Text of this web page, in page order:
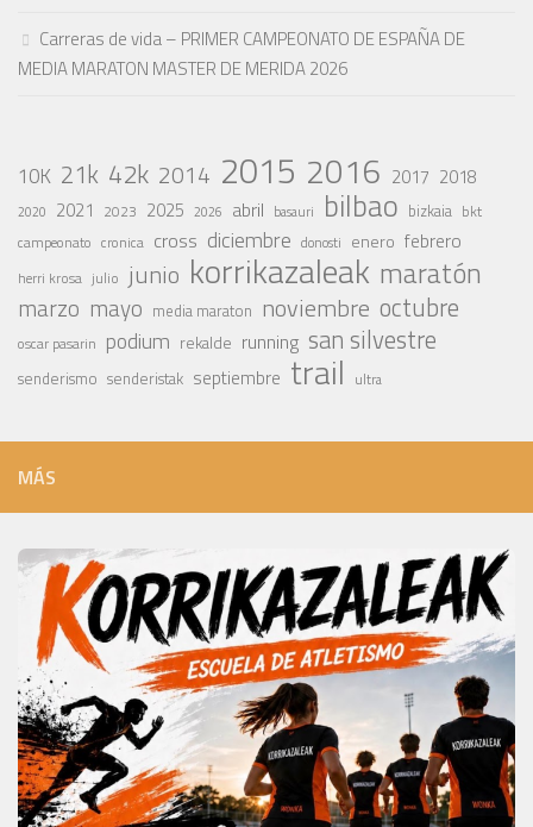
Carreras de vida – PRIMER CAMPEONATO DE ESPAÑA DE
MEDIA MARATON MASTER DE MERIDA 2026
10K 21k 42k 2014 2015 2016 2017 2018
2020 2021 2023 2025 2026 abril basauri bilbao bizkaia bkt
campeonato cronica cross diciembre donosti enero febrero
herri krosa julio junio korrikazaleak maratón
marzo mayo media maraton noviembre octubre
oscar pasarin podium rekalde running san silvestre
senderismo senderistak septiembre trail ultra
MÁS